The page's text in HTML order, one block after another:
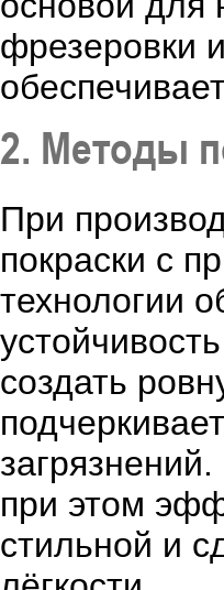
фрезеровки
2. Методы
При
покраски с
технологии
создать
при этом
стильной и